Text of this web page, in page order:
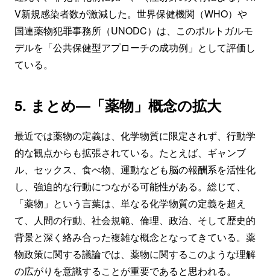
V新規感染者数が激減した。世界保健機関（WHO）や
国連薬物犯罪事務所（UNODC）は、このポルトガルモ
デルを「公共保健型アプローチの成功例」として評価し
ている。
5. まとめ―「薬物」概念の拡大
最近では薬物の定義は、化学物質に限定されず、行動学
的な観点からも拡張されている。たとえば、ギャンブ
ル、セックス、食べ物、運動なども脳の報酬系を活性化
し、強迫的な行動につながる可能性がある。総じて、
「薬物」という言葉は、単なる化学物質の定義を超え
て、人間の行動、社会規範、倫理、政治、そして歴史的
背景と深く絡み合った複雑な概念となってきている。薬
物政策に関する議論では、薬物に関するこのような理解
の広がりを意識することが重要であると思われる。